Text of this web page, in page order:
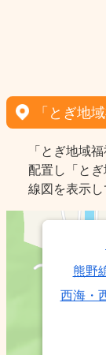
「とぎ地
「とぎ地域
配置し「と
線図を表示し
熊野
西海・